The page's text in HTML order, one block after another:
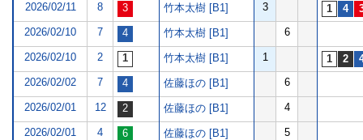
2026/02/11 8 竹本太樹 [B1] 3
2026/02/10 7 竹本太樹 [B1] 6
2026/02/10 2 竹本太樹 [B1] 1
2026/02/02 7 佐藤ほの [B1] 6
2026/02/01 12 佐藤ほの [B1] 4
2026/02/01 4 佐藤ほの [B1] 5